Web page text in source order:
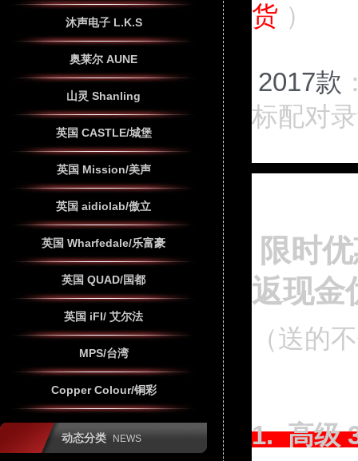
沐声电子 L.K.S
奥莱尔 AUNE
山灵 Shanling
英国 CASTLE/城堡
英国 Mission/美声
英国 aidiolab/傲立
英国 Wharfedale/乐富豪
英国 QUAD/国都
英国 iFI/ 艾尔法
MPS/台湾
Copper Colour/铜彩
动态分类 NEWS
货 ）
2017款
标配对
限时
返现金
（送的
1. 高级